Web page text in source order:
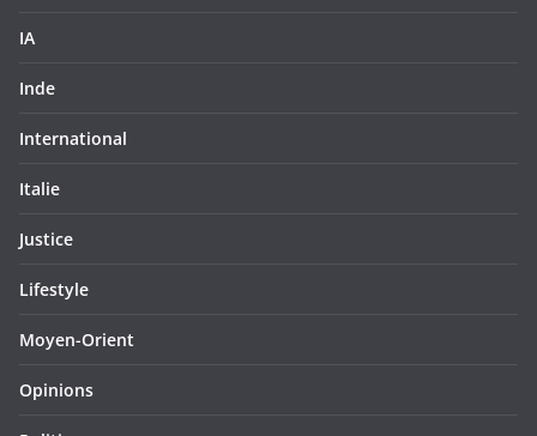
IA
Inde
International
Italie
Justice
Lifestyle
Moyen-Orient
Opinions